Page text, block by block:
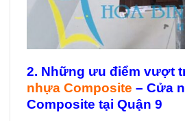
2. Những ưu điểm vượt
nhựa Composite – Cửa
Composite tại Quận 9